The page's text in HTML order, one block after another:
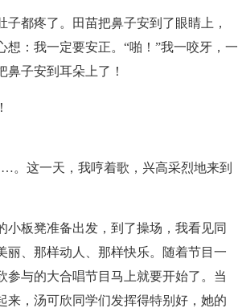
都疼了。田苗把鼻子安到了眼睛上，
：我一定要安正。“啪！”我一咬牙，一
子安到耳朵上了！
。这一天，我哼着歌，兴高采烈地来到
板凳准备出发，到了操场，我看见同
丽、那样动人、那样快乐。随着节目一
与的大合唱节目马上就要开始了。当
来，汤可欣同学们发挥得特别好，她的